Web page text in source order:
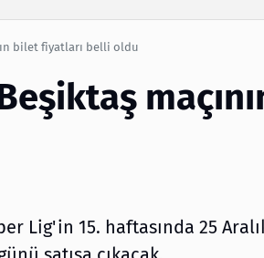
bilet fiyatları belli oldu
Lig'in 15. haftasında 25